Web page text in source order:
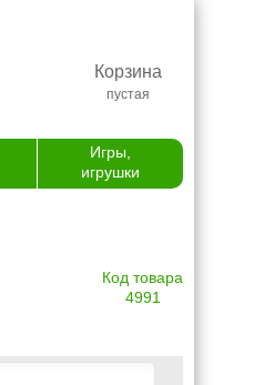
Корзина
пустая
Игры,
игрушки
Код товара
4991